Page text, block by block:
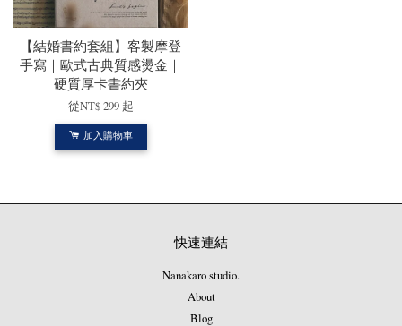
【結婚書約套組】客製摩登
手寫｜歐式古典質感燙金｜
硬質厚卡書約夾
從NT$ 299 起
加入購物車
快速連結
Nanakaro studio.
About
Blog